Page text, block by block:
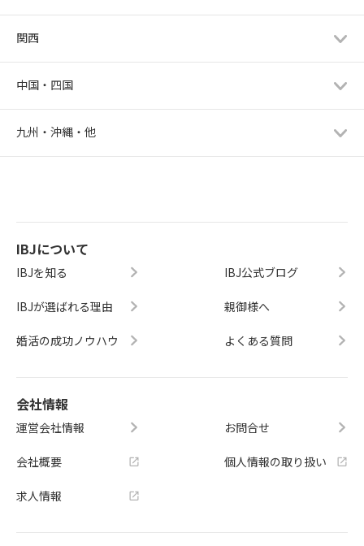
関西
中国・四国
九州・沖縄・他
IBJについて
IBJを知る
IBJが選ばれる理由
婚活の成功ノウハウ
IBJ公式ブログ
親御様へ
よくある質問
会社情報
運営会社情報
会社概要
求人情報
お問合せ
個人情報の取り扱い